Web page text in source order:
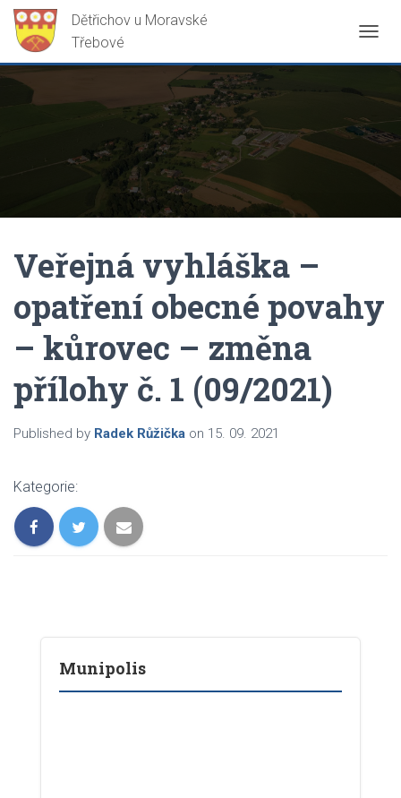
Ř
P
O
T
N
V
I
Veřejná vyhláška –
opatření obecné povahy
– kůrovec – změna
přílohy č. 1 (09/2021)
Published by Radek Růžička on 15. 09. 2021
Kategorie:
Munipolis